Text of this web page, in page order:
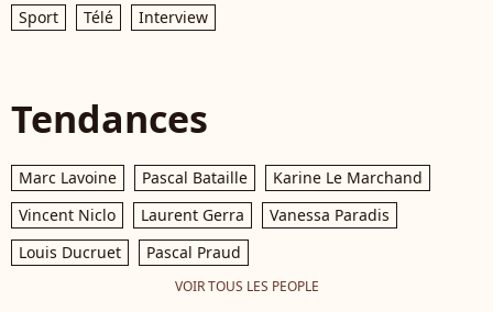
Sport
Télé Interview
Tendances
Marc Lavoine Pascal Bataille
Karine Le Marchand
Vincent Niclo
Laurent Gerra
Vanessa Paradis
Louis Ducruet
Pascal Praud
VOIR TOUS LES PEOPLE